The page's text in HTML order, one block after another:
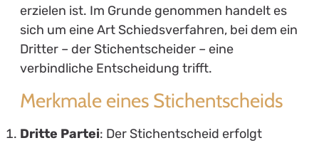
erzielen ist. Im Grunde genommen handelt es
sich um eine Art Schiedsverfahren, bei dem ein
Dritter – der Stichentscheider – eine
verbindliche Entscheidung trifft.
Merkmale eines Stichentscheids
Dritte Partei: Der Stichentscheid erfolgt